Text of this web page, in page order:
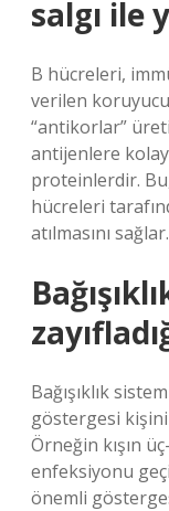
salgı ile
B hücreleri,
verilen
“antikorlar”
antijenlere
proteinlerdir.
hücreleri
atılmasını sağlar.
Bağışıklık
göstergesi
Örneğin kışın
enfeksiyonu
önemli